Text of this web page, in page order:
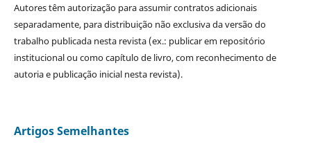
Autores têm autorização para assumir contratos adicionais
separadamente, para distribuição não exclusiva da versão do
trabalho publicada nesta revista (ex.: publicar em repositório
institucional ou como capítulo de livro, com reconhecimento de
autoria e publicação inicial nesta revista).
Artigos Semelhantes